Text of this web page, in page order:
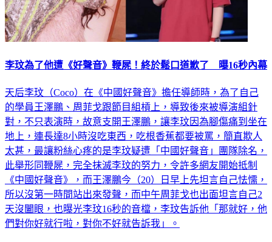
李玟為了他遭《好聲音》鞭屍！終於鬆口道歉了 曝16秒內幕
天后李玟（Coco）在《中國好聲音》擔任導師時，為了自己
的學員王澤鵬、周菲戈跟節目組槓上，導致後來被導演組針
對，不只表演時，故意支開王澤鵬，讓李玟因為腳傷痛到坐在
地上，連長達8小時沒吃東西，吃根香蕉都要被罵，簡直欺人
太甚，最讓粉絲心疼的是李玟疑遭「中國好聲音」團隊除名，
此舉形同鞭屍，完全抹滅李玟的努力，令許多網友開始抵制
《中國好聲音》，而王澤鵬今（20）日早上先坦言自己怯懦，
所以沒第一時間站出來發聲，而中午周菲戈也出面坦言自己2
天沒闔眼，也曝光李玟16秒的音檔，李玟告訴他「那就好，他
們對你好就行啦，對你不好就告訴我」。